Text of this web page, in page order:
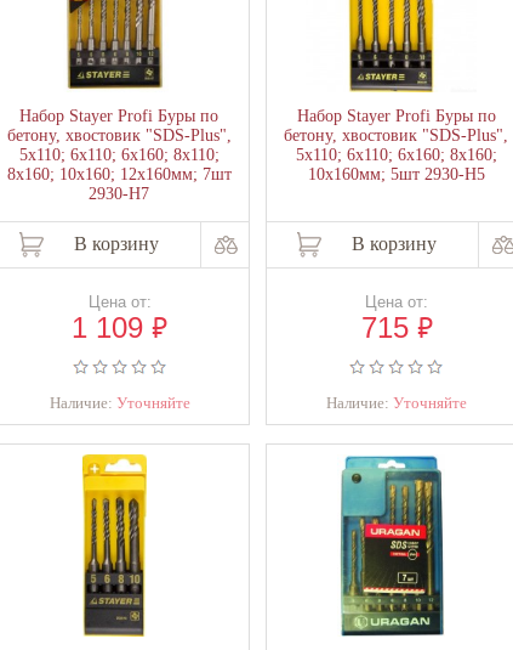
Набор Stayer Profi Буры по
бетону, хвостовик "SDS-Plus",
5х110; 6х110; 6х160; 8х110;
8х160; 10х160; 12х160мм; 7шт
2930-H7
В корзину
Цена от:
1 109₽
Наличие: Уточняйте
Набор Stayer Profi Буры по
бетону, хвостовик "SDS-Plus",
5х110; 6х110; 6х160; 8х160;
10х160мм; 5шт 2930-H5
В корзину
Цена от:
715 ₽
Наличие:Уточняйте